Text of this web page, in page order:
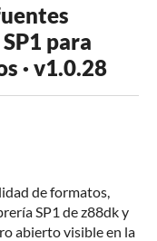
para
· v1.0.28
de formatos,
SP1 de z88dk y
abierto visible en la